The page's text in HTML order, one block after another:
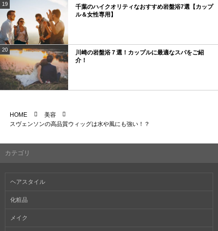
19
千葉のハイクオリティなおすすめ岩盤浴7選【カップ
ル＆女性専用】
20
川崎の岩盤浴７選！カップルに最適なスパをご紹
介！
HOME
美容
スヴェンソンの高品質ウィッグは水や風にも強い！？
カテゴリ
ヘアスタイル
化粧品
メイク